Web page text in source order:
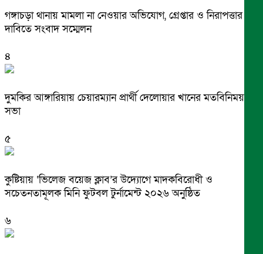
গঙ্গাচড়া থানায় মামলা না নেওয়ার অভিযোগ, গ্রেপ্তার ও নিরাপত্তার
দাবিতে সংবাদ সম্মেলন
৪
দুমকির আঙ্গারিয়ায় চেয়ারম্যান প্রার্থী দেলোয়ার খানের মতবিনিময়
সভা
৫
কুষ্টিয়ায় ‘ভিলেজ বয়েজ ক্লাব’র উদ্যোগে মাদকবিরোধী ও
সচেতনতামূলক মিনি ফুটবল টুর্নামেন্ট ২০২৬ অনুষ্ঠিত
৬